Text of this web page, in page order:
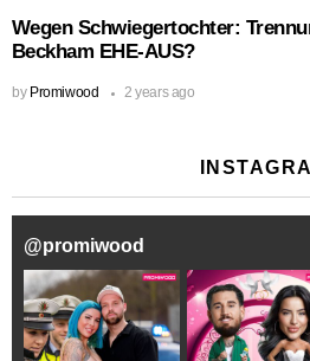
Wegen Schwiegertochter:
Beckham EHE-AUS?
by Promiwood 2 years ago
@promiwood